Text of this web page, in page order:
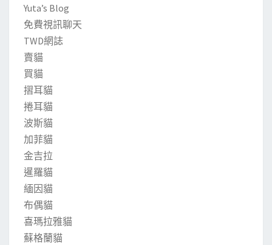
Yuta’s Blog
免費視訊聊天
TWD網誌
賣貓
買貓
摺耳貓
捲耳貓
波斯貓
加菲貓
金吉拉
暹羅貓
緬因貓
布偶貓
喜瑪拉雅貓
蘇格蘭貓